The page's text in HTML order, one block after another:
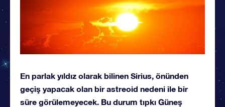
En parlak yıldız olarak bilinen Sirius, önünden
geçiş yapacak olan bir astreoid nedeni ile bir
süre görülemeyecek. Bu durum tıpkı Güneş